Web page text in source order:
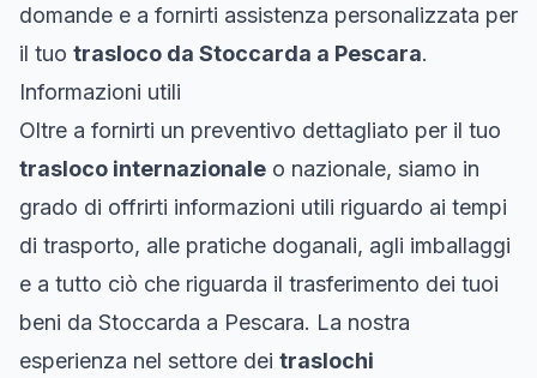
domande e a fornirti assistenza personalizzata per
il tuo trasloco da Stoccarda a Pescara.
Informazioni utili
Oltre a fornirti un preventivo dettagliato per il tuo
trasloco internazionale o nazionale, siamo in
grado di offrirti informazioni utili riguardo ai tempi
di trasporto, alle pratiche doganali, agli imballaggi
e a tutto ciò che riguarda il trasferimento dei tuoi
beni da Stoccarda a Pescara. La nostra
esperienza nel settore dei traslochi